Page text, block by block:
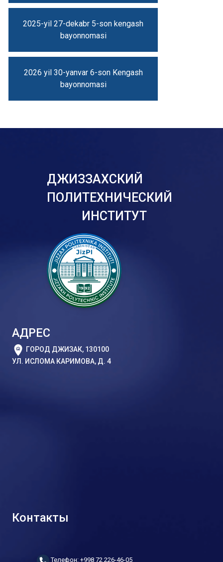
2025-yil 27-dekabr 5-son kengash
bayonnomasi
2026 yil 30-yanvar 6-son Kengash
bayonnomasi
ДЖИЗЗАХСКИЙ
ПОЛИТЕХНИЧЕСКИЙ
ИНСТИТУТ
АДРЕС
ГОРОД ДЖИЗАК, 130100
УЛ. ИСЛОМА КАРИМОВА, Д. 4
Контакты
Телефон: +998 72 226-46-05